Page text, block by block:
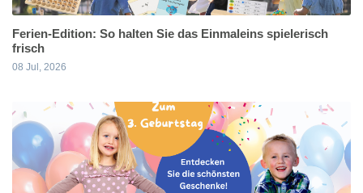
Ferien-Edition: So halten Sie das Einmaleins spielerisch
frisch
08 Jul, 2026